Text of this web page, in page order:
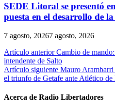
SEDE Litoral se presentó
puesta en el desarrollo de
7 agosto, 20267 agosto, 2026
Navegación
de
entradas
Artículo anterior Cambio de
intendente de Salto
Artículo siguiente Mauro Arambarri
el triunfo de Getafe ante Atlético de
Acerca de Radio Libertadores